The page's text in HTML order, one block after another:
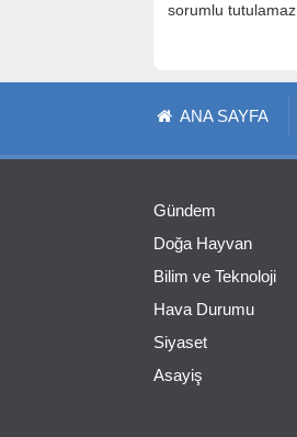
sorumlu tutulamaz.
ANA SAYFA
Gündem
Doğa Hayvan
Bilim ve Teknoloji
Hava Durumu
Siyaset
Asayiş